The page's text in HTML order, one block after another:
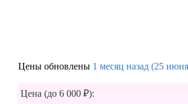
Цены обновлены 1 месяц назад (25
Цена (до 6 000 ₽):